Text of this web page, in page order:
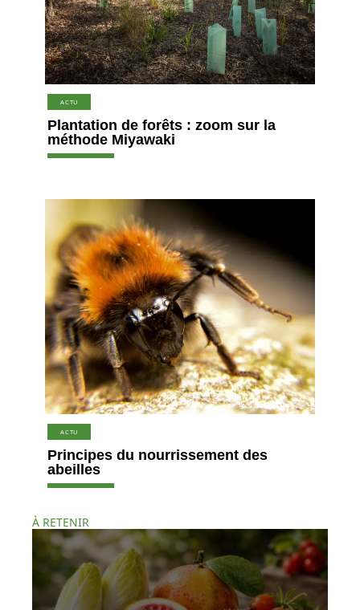
ACTU
Plantation de forêts : zoom sur la
méthode Miyawaki
ACTU
Principes du nourrissement des
abeilles
À RETENIR